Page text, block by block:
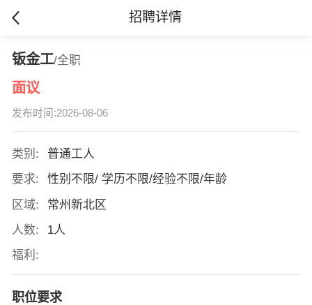
招聘详情
钣金工/全职
面议
发布时间:2026-08-06
类别:
普通工人
要求:
性别不限/ 学历不限/经验不限/年龄
区域:
常州新北区
人数:
1人
福利:
职位要求